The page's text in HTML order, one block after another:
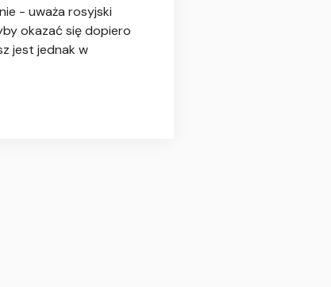
- uważa rosyjski
okazać się dopiero
jest jednak w